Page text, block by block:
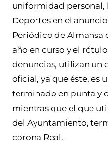
uniformidad personal,
Deportes en el
Periódico de Almansa
año en curso y el
denuncias, utilizan un
oficial, ya que éste, es
terminado en punta y
mientras que el que
del Ayuntamiento,
corona Real.